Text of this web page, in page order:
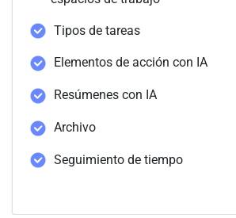
Tipos de tareas
Elementos de acción con IA
Resúmenes con IA
Archivo
Seguimiento de tiempo